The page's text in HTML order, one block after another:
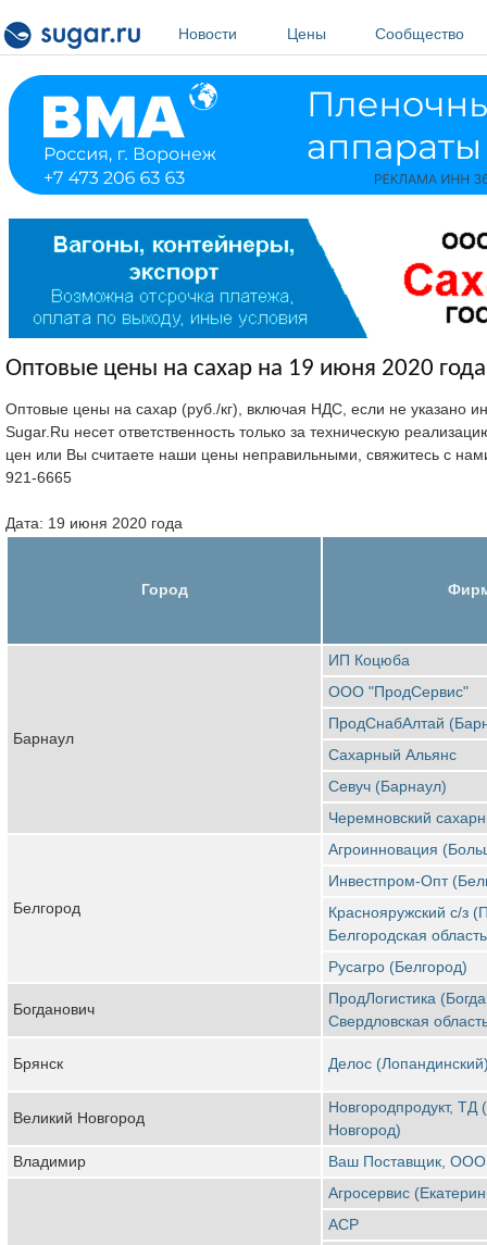
Новости
Цены Сообщество
Оптовые цены на сахар на 19 июня 2020
Оптовые цены на сахар (руб./кг), включая НДС, если не указано
Sugar.Ru несет ответственность только за техническую
цен или Вы считаете наши цены неправильными, свяжитесь с
921-6665
Дата: 19 июня 2020 года
Город
Барнаул
ИП Коцюба
ООО "ПродСервис"
ПродСнабАлтай
Сахарный Альянс
Севуч (Барнаул)
Черемновский
Белгород
Агроинновация
Инвестпром-Опт
Краснояружский с/з
Белгородская
Русагро (Белгород)
Богданович
ПродЛогистика
Свердловская
Брянск Делос
Великий Новгород
Новгородпродукт, ТД
Новгород)
Владимир
Ваш Поставщик, ООО
Агросервис
АСР